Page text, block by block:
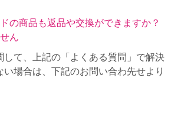
の商品も返品や交換ができますか？
ん
して、上記の「よくある質問」で解決
い場合は、下記のお問い合わ先せより